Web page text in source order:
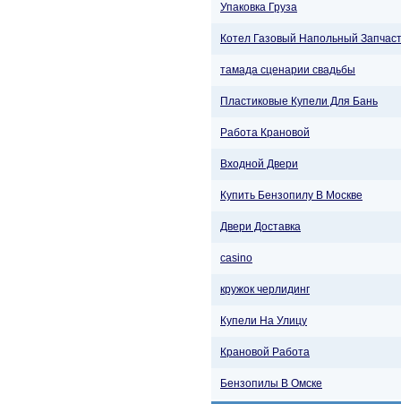
Упаковка Груза
Котел Газовый Напольный
тамада сценарии свадьбы
Пластиковые Купели Для Бань
Работа Крановой
Входной Двери
Купить Бензопилу В Москве
Двери Доставка
casino
кружок черлидинг
Купели На Улицу
Крановой Работа
Бензопилы В Омске